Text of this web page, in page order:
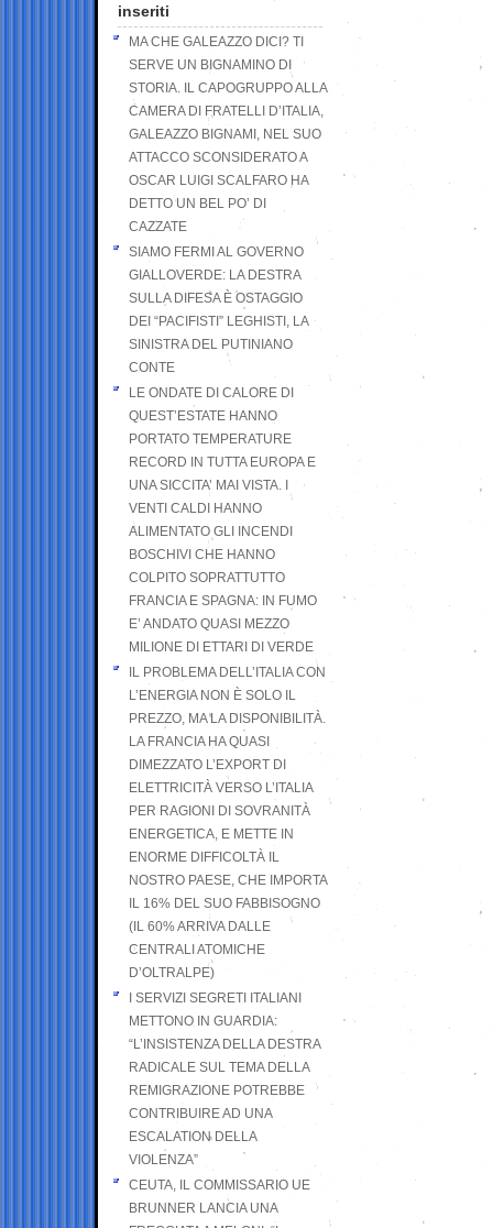
inseriti
MA CHE GALEAZZO DICI? TI
SERVE UN BIGNAMINO DI
STORIA. IL CAPOGRUPPO ALLA
CAMERA DI FRATELLI D’ITALIA,
GALEAZZO BIGNAMI, NEL SUO
ATTACCO SCONSIDERATO A
OSCAR LUIGI SCALFARO HA
DETTO UN BEL PO’ DI
CAZZATE
SIAMO FERMI AL GOVERNO
GIALLOVERDE: LA DESTRA
SULLA DIFESA È OSTAGGIO
DEI “PACIFISTI” LEGHISTI, LA
SINISTRA DEL PUTINIANO
CONTE
LE ONDATE DI CALORE DI
QUEST’ESTATE HANNO
PORTATO TEMPERATURE
RECORD IN TUTTA EUROPA E
UNA SICCITA’ MAI VISTA. I
VENTI CALDI HANNO
ALIMENTATO GLI INCENDI
BOSCHIVI CHE HANNO
COLPITO SOPRATTUTTO
FRANCIA E SPAGNA: IN FUMO
E’ ANDATO QUASI MEZZO
MILIONE DI ETTARI DI VERDE
IL PROBLEMA DELL’ITALIA CON
L’ENERGIA NON È SOLO IL
PREZZO, MA LA DISPONIBILITÀ.
LA FRANCIA HA QUASI
DIMEZZATO L’EXPORT DI
ELETTRICITÀ VERSO L’ITALIA
PER RAGIONI DI SOVRANITÀ
ENERGETICA, E METTE IN
ENORME DIFFICOLTÀ IL
NOSTRO PAESE, CHE IMPORTA
IL 16% DEL SUO FABBISOGNO
(IL 60% ARRIVA DALLE
CENTRALI ATOMICHE
D’OLTRALPE)
I SERVIZI SEGRETI ITALIANI
METTONO IN GUARDIA:
“L’INSISTENZA DELLA DESTRA
RADICALE SUL TEMA DELLA
REMIGRAZIONE POTREBBE
CONTRIBUIRE AD UNA
ESCALATION DELLA
VIOLENZA”
CEUTA, IL COMMISSARIO UE
BRUNNER LANCIA UNA